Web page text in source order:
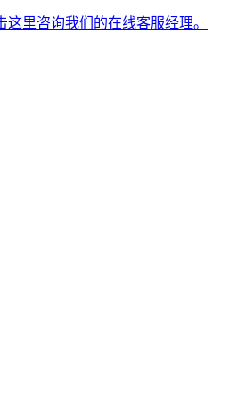
这里咨询我们的在线客服经理。